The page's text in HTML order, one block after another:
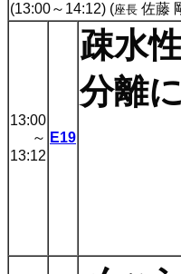
(13:00～14:12) (座長 佐藤
13:00
～
13:12
E19
疎水
分離